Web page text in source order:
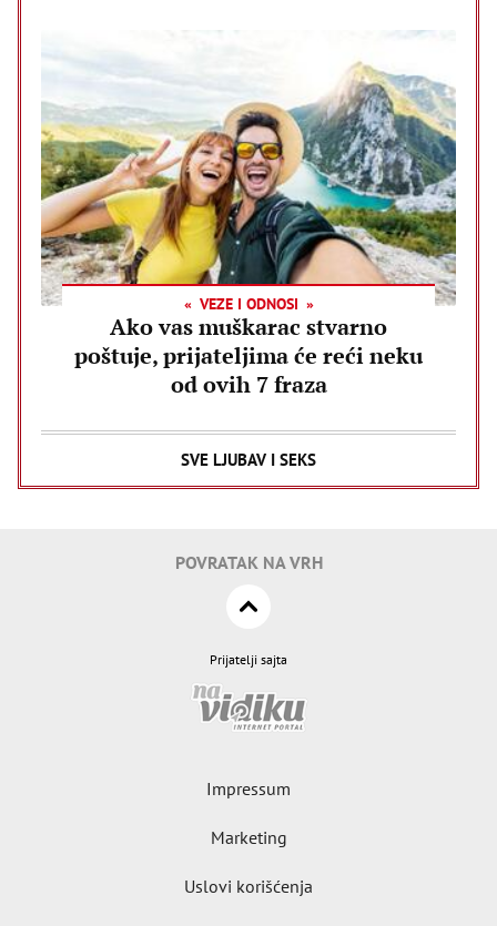
VEZE I ODNOSI
Ako vas muškarac stvarno
poštuje, prijateljima će reći neku
od ovih 7 fraza
SVE LJUBAV I SEKS
POVRATAK NA VRH
Prijatelji sajta
Impressum
Marketing
Uslovi korišćenja